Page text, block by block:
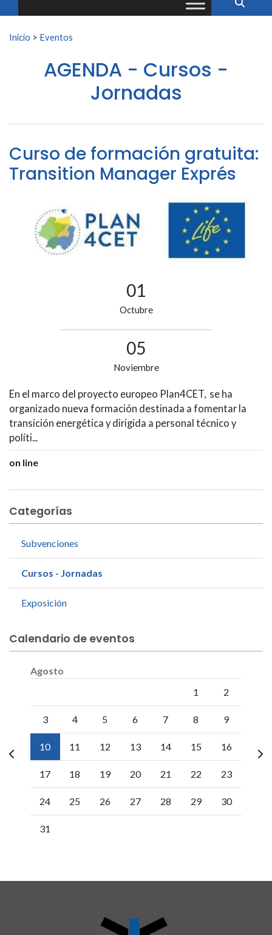
Buscar:
Inicio > Eventos
AGENDA - Cursos -
Jornadas
Curso de formación gratuita:
Transition Manager Exprés
01
Octubre
05
Noviembre
En el marco del proyecto europeo Plan4CET, se ha
organizado nueva formación destinada a fomentar la
transición energética y dirigida a personal técnico y
políti...
on line
Categorías
Subvenciones
Cursos - Jornadas
Exposición
Calendario de eventos
Agosto
1 2
3 4 5 6 7 8 9
10 11 12 13 14 15 16
17 18 19 20 21 22 23
24 25 26 27 28 29 30
31